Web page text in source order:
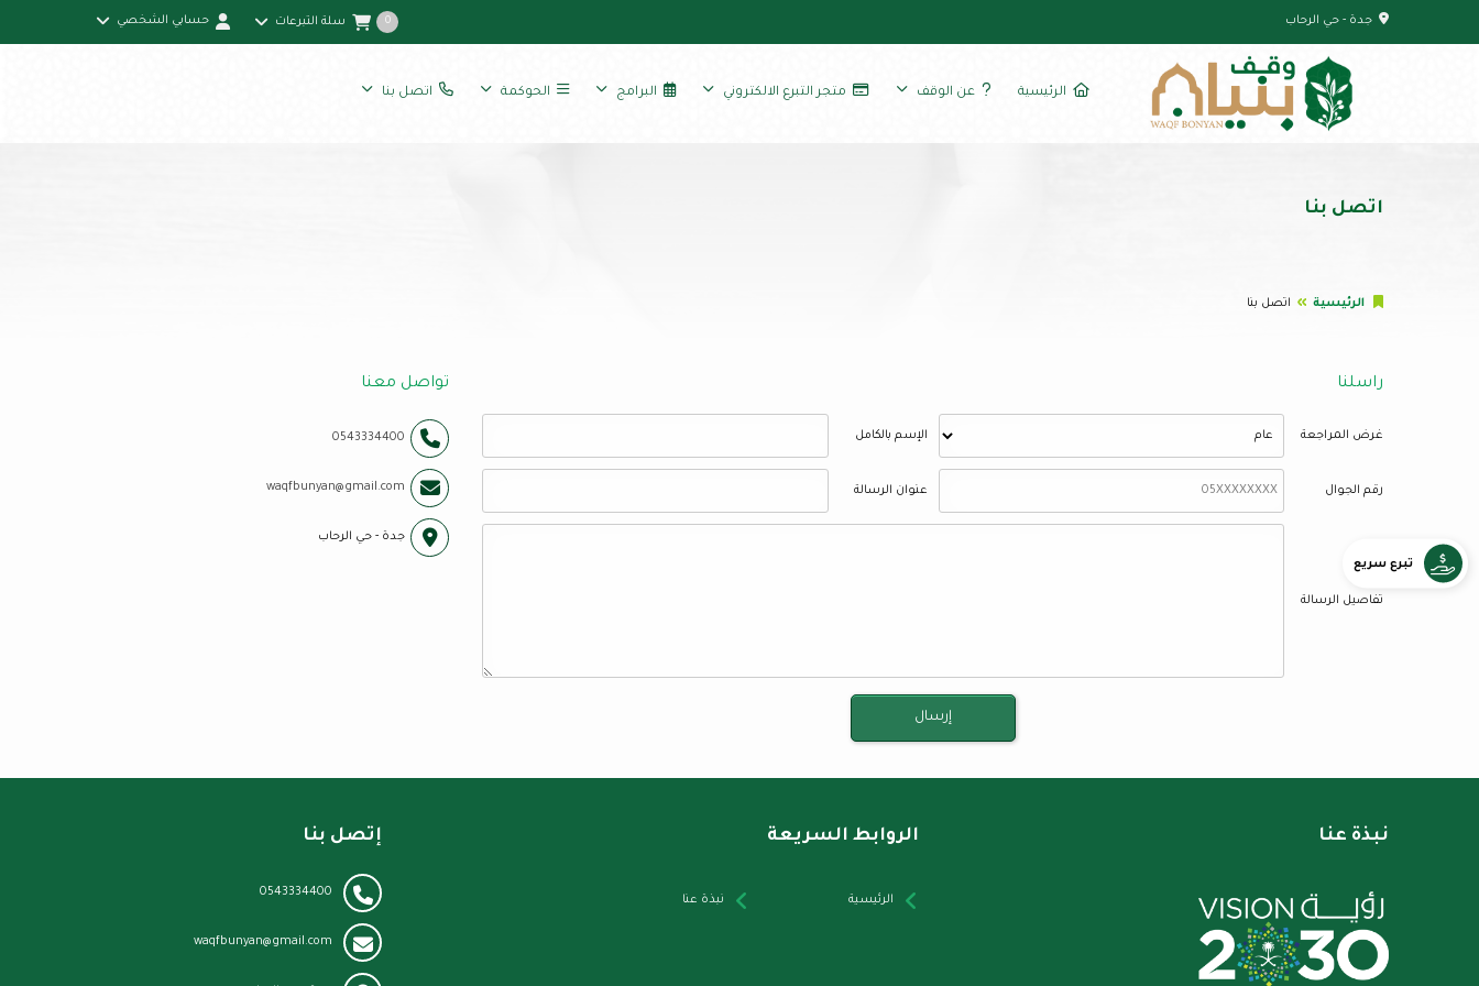
جدة - حي الرحاب 0 سلة التبرعات حسابي الشخصي
الرئيسية عن الوقف متجر التبرع الالكتروني البرامج الحوكمة اتصل بنا
اتصل بنا
الرئيسية اتصل بنا
راسلنا
غرض المراجعة الإسم بالكامل
رقم الجوال عنوان الرسالة
تفاصيل الرسالة
تواصل معنا
0543334400
waqfbunyan@gmail.com
جدة - حي الرحاب
نبذة عنا الروابط السريعة
الرئيسية نبذة عنا
إتصل بنا
0543334400
waqfbunyan@gmail.com
تبرع سريع